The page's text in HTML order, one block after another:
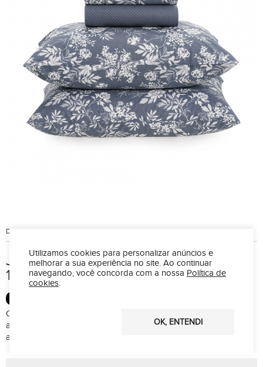
Disponibilidade:
Jogo de Lençol Casal Karsten 150 Fios
100% Algodão 4 peças Corina
O jogo de cama Corina é estampado e confeccionado em 100%
algodão 150 fios, trazendo uma linda estampa delicada e
acompanha 1 lençol de cima, 1 lençol de elástico e 2 fronhas.
Utilizamos cookies para personalizar anúncios e
melhorar a sua experiência no site. Ao continuar
navegando, você concorda com a nossa Política de
cookies.
OK, ENTENDI